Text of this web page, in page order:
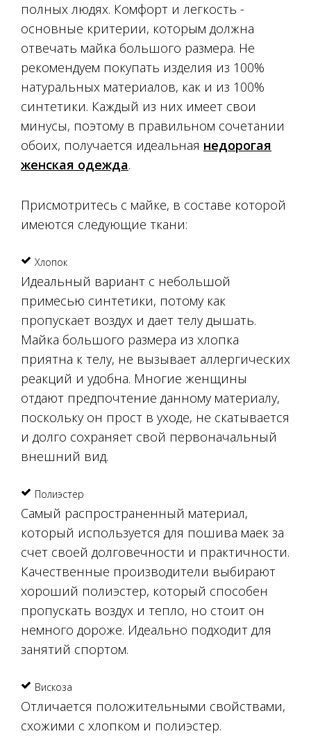
полных людях. Комфорт и легкость -
основные критерии, которым должна
отвечать майка большого размера. Не
рекомендуем покупать изделия из 100%
натуральных материалов, как и из 100%
синтетики. Каждый из них имеет свои
минусы, поэтому в правильном сочетании
обоих, получается идеальная недорогая
женская одежда.
Присмотритесь с майке, в составе которой
имеются следующие ткани:
Хлопок
Идеальный вариант с небольшой
примесью синтетики, потому как
пропускает воздух и дает телу дышать.
Майка большого размера из хлопка
приятна к телу, не вызывает аллергических
реакций и удобна. Многие женщины
отдают предпочтение данному материалу,
поскольку он прост в уходе, не скатывается
и долго сохраняет свой первоначальный
внешний вид.
Полиэстер
Самый распространенный материал,
который используется для пошива маек за
счет своей долговечности и практичности.
Качественные производители выбирают
хороший полиэстер, который способен
пропускать воздух и тепло, но стоит он
немного дороже. Идеально подходит для
занятий спортом.
Вискоза
Отличается положительными свойствами,
схожими с хлопком и полиэстер.